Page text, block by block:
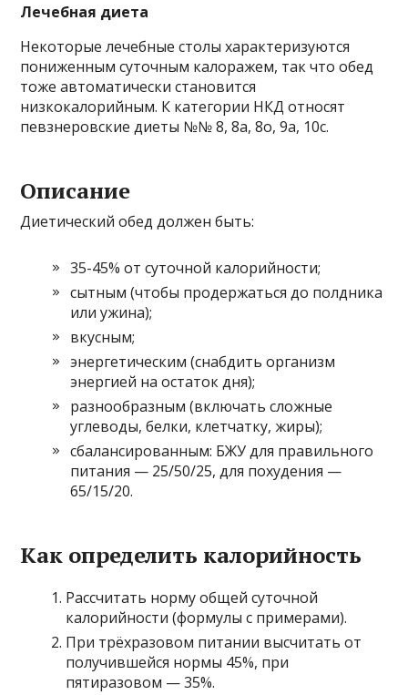
Лечебная диета
Некоторые лечебные столы характеризуются
пониженным суточным калоражем, так что обед
тоже автоматически становится
низкокалорийным. К категории НКД относят
певзнеровские диеты №№ 8, 8а, 8о, 9а, 10с.
Описание
Диетический обед должен быть:
35-45% от суточной калорийности;
сытным (чтобы продержаться до полдника
или ужина);
вкусным;
энергетическим (снабдить организм
энергией на остаток дня);
разнообразным (включать сложные
углеводы, белки, клетчатку, жиры);
сбалансированным: БЖУ для правильного
питания — 25/50/25, для похудения —
65/15/20.
Как определить калорийность
Рассчитать норму общей суточной
калорийности (формулы с примерами).
При трёхразовом питании высчитать от
получившейся нормы 45%, при
пятиразовом — 35%.